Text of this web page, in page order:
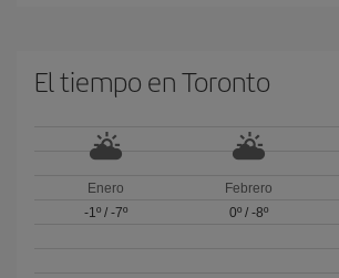
El tiempo en Toronto
Enero
-1º/ -7º
Febrero
0º/ -8º